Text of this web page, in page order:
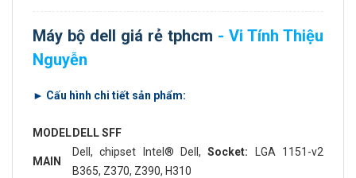
Máy bộ dell giá rẻ tphcm - Vi Tính Thiệu
Nguyễn
► Cấu hình chi tiết sản phẩm:
MODEL DELL SFF
MAIN
Dell, chipset Intel® Dell,Socket: LGA 1151-v2
B365, Z370, Z390, H310